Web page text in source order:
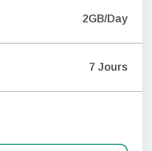
2GB/Day
7 Jours